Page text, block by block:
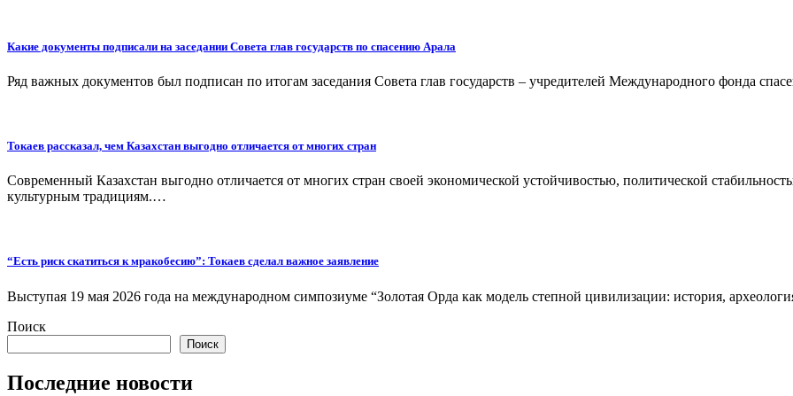
Какие документы подписали на заседании Совета глав государств по спасению Арала
Ряд важных документов был подписан по итогам заседания Совета глав государств – учредителей Международного фонда
Токаев рассказал, чем Казахстан выгодно отличается от многих стран
Современный Казахстан выгодно отличается от многих стран своей экономической устойчивостью, политической
культурным традициям.…
“Есть риск скатиться к мракобесию”: Токаев сделал важное заявление
Выступая 19 мая 2026 года на международном симпозиуме “Золотая Орда как модель степной цивилизации: история,
Поиск
Поиск
Последние новости